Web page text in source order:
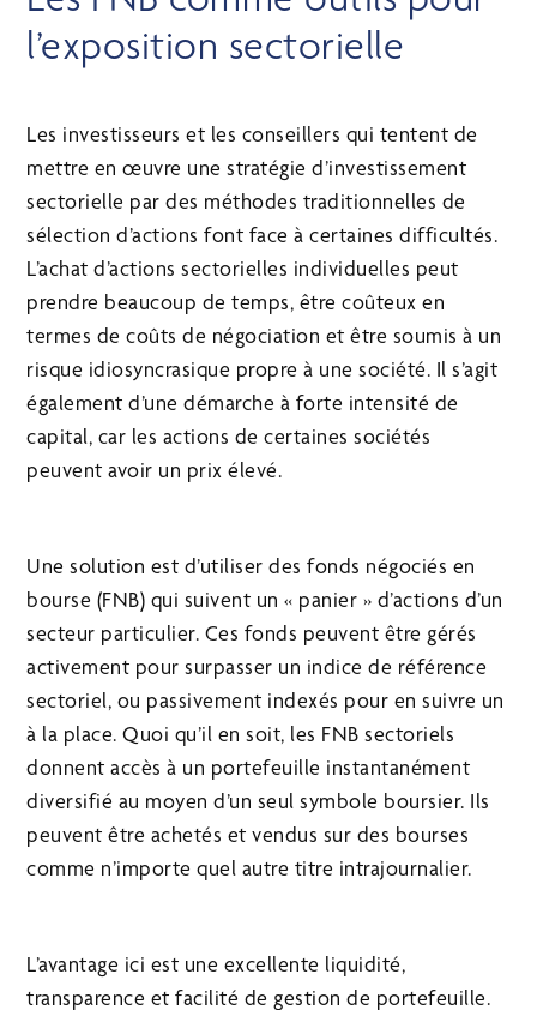
l’exposition sectorielle
Les investisseurs et les conseillers qui tentent de
mettre en œuvre une stratégie d’investissement
sectorielle par des méthodes traditionnelles de
sélection d’actions font face à certaines difficultés.
L’achat d’actions sectorielles individuelles peut
prendre beaucoup de temps, être coûteux en
termes de coûts de négociation et être soumis à un
risque idiosyncrasique propre à une société. Il s’agit
également d’une démarche à forte intensité de
capital, car les actions de certaines sociétés
peuvent avoir un prix élevé.
Une solution est d’utiliser des fonds négociés en
bourse (FNB) qui suivent un « panier » d’actions d’un
secteur particulier. Ces fonds peuvent être gérés
activement pour surpasser un indice de référence
sectoriel, ou passivement indexés pour en suivre un
à la place. Quoi qu’il en soit, les FNB sectoriels
donnent accès à un portefeuille instantanément
diversifié au moyen d’un seul symbole boursier. Ils
peuvent être achetés et vendus sur des bourses
comme n’importe quel autre titre intrajournalier.
L’avantage ici est une excellente liquidité,
transparence et facilité de gestion de portefeuille.